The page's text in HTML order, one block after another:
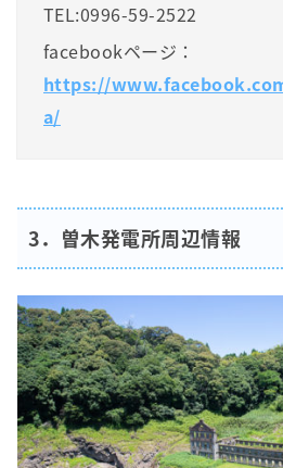
TEL:0996-59-2522
facebookページ：
https://
a/
3．曽木発電所周辺情報